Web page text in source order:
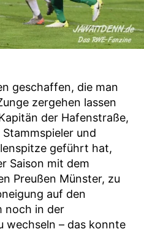
geschaffen, die man
zergehen lassen
der Hafenstraße,
und
geführt hat,
Saison mit dem
Preußen Münster, zu
auf den
noch in der
wechseln – das konnte